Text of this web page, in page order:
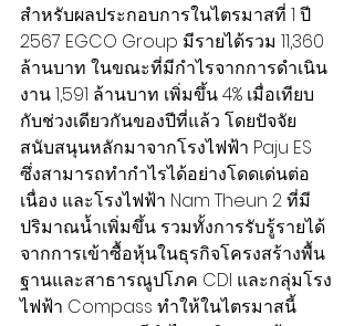
สำหรับผลประกอบการในไตรมาสที่ 1 ปี
2567 EGCO Group มีรายได้รวม 11,360
ล้านบาท ในขณะที่มีกำไรจากการดำเนิน
งาน 1,591 ล้านบาท เพิ่มขึ้น 4% เมื่อเทียบ
กับช่วงเดียวกันของปีที่แล้ว โดยปัจจัย
สนับสนุนหลักมาจากโรงไฟฟ้า Paju ES
ซึ่งสามารถทำกำไรได้อย่างโดดเด่นต่อ
เนื่อง และโรงไฟฟ้า Nam Theun 2 ที่มี
ปริมาณน้ำเพิ่มขึ้น รวมทั้งการรับรู้รายได้
จากการเข้าซื้อหุ้นในธุรกิจโครงสร้างพื้น
ฐานและสาธารณูปโภค CDI และกลุ่มโรง
ไฟฟ้า Compass ทำให้ในไตรมาสนี้